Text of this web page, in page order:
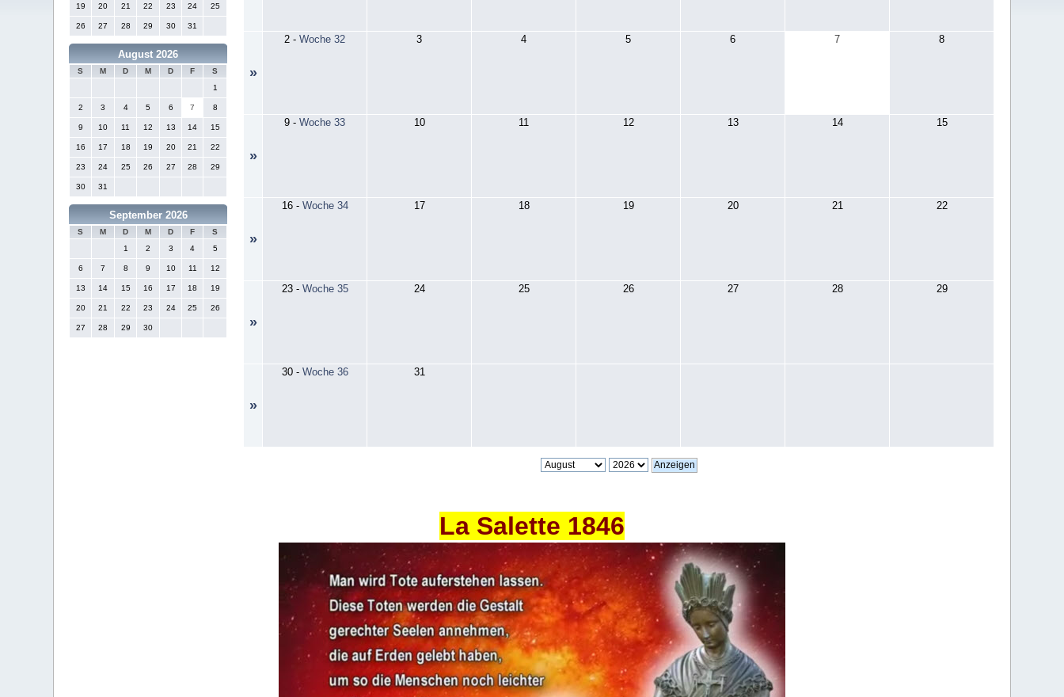
19 20 21 22 23 24 25
26 27 28 29 30 31
August 2026
S M D M D F
S
1
2 3 4 5 6 7 8
9 10 11 12 13 14 15
16 17 18 19 20 21 22
23 24 25 26 27 28 29
30 31
September 2026
S M D M D F
S
1
2 3 4 5
6 7 8 9 10 11 12
13 14 15 16 17 18 19
20 21 22 23 24 25 26
27 28 29 30
»
2 -Woche 32 3 4 5 6 7 8
»
9 -Woche 33 10 11 12 13 14 15
»
16- Woche 34 17 18 19 20 21 22
»
23- Woche 35 24 25 26 27 28 29
»
30- Woche 36 31
La Salette 1846